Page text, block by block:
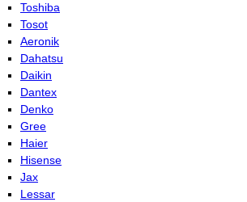
Toshiba
Tosot
Aeronik
Dahatsu
Daikin
Dantex
Denko
Gree
Haier
Hisense
Jax
Lessar